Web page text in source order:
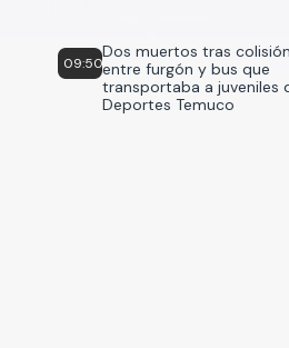
09:50
Dos muertos tras colisión
entre furgón y bus que
transportaba a juveniles
Deportes Temuco